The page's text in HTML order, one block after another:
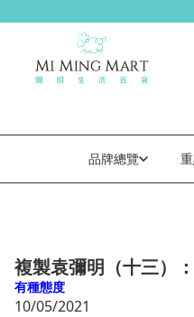
品牌總覽
複製袁彌明（十三）
有種態度
10/05/2021